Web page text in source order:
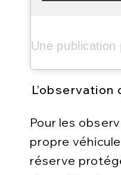
Pour les
propre
réserve